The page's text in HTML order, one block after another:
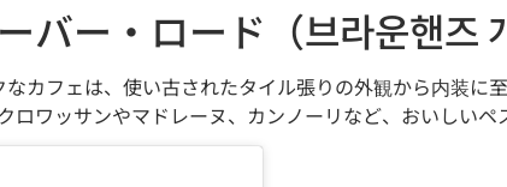
バー・ロード（브라운핸즈
カフェは、使い古されたタイル張りの外観から内装に
ロワッサンやマドレーヌ、カンノーリなど、おいしい